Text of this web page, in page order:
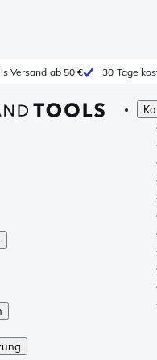
Versand ab 50 € 30 Tage